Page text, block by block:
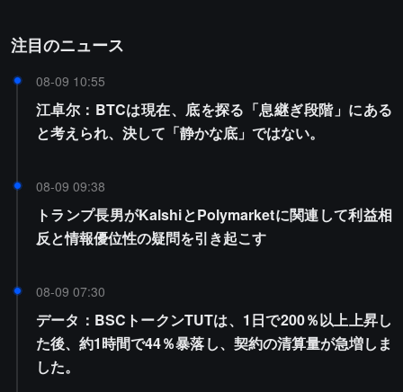
注目のニュース
08-09 10:55
江卓尔：BTCは現在、底を探る「息継ぎ段階」にある
と考えられ、決して「静かな底」ではない。
08-09 09:38
トランプ長男がKalshiとPolymarketに関連して利益相
反と情報優位性の疑問を引き起こす
08-09 07:30
データ：BSCトークンTUTは、1日で200％以上上昇し
た後、約1時間で44％暴落し、契約の清算量が急増しま
した。